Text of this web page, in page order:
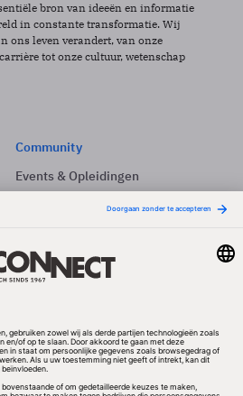
bron van ideeën en informatie
in constante transformatie. Wij
ons leven verandert, van onze
tot onze cultuur, wetenschap
Community
Events & Opleidingen
Nieuwsbrieven